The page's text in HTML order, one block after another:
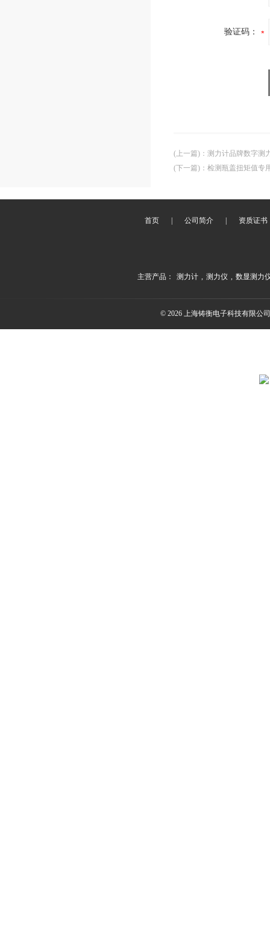
验证码：
(上一篇) ： 测力计品牌数字测
(下一篇) ： 检测瓶盖扭矩值专
首页 公司简介 资质证书
主营产品： 测力计 , 测力仪 , 数显测力
© 2026 上海铸衡电子科技有限公